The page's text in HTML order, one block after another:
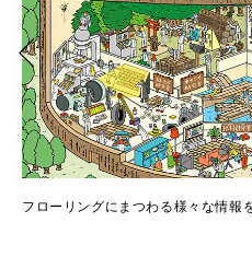
フローリングにまつわる様々な情報